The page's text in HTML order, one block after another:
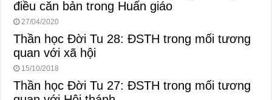
điều căn bản trong Huấn giáo
27/04/2020
Thần học Đời Tu 28: ĐSTH trong mối tương
quan với xã hội
15/10/2018
Thần học Đời Tu 27: ĐSTH trong mối tương